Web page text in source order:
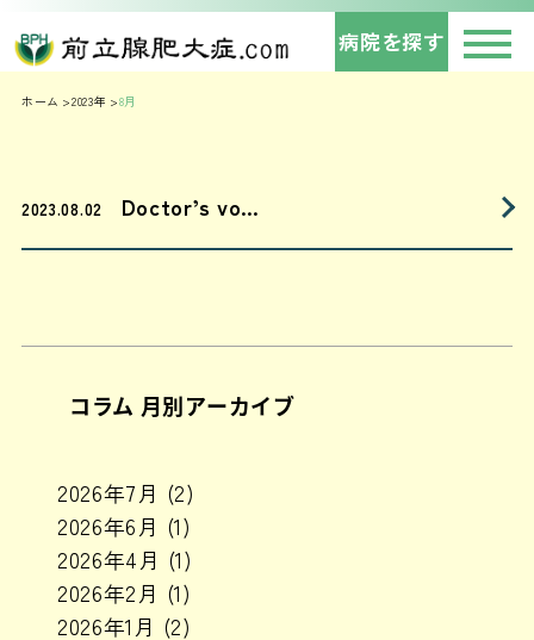
病院を探す
ホーム 2023年 8月
2023.08.02 Doctor’s vo…
コラム 月別アーカイブ
2026年7月 (2)
2026年6月 (1)
2026年4月 (1)
2026年2月 (1)
2026年1月 (2)